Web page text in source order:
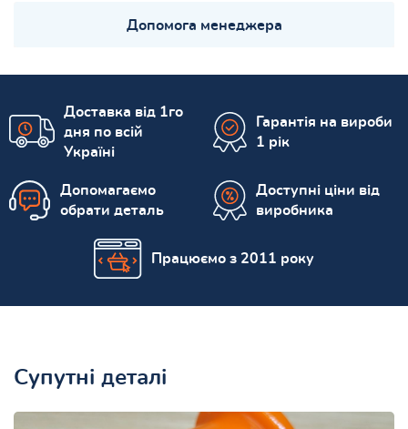
Допомога менеджера
Доставка від 1го
дня по всій
Україні
Гарантія на вироби
1 рік
Допомагаємо
обрати деталь
Доступні ціни від
виробника
Працюємо з 2011 року
Супутні деталі